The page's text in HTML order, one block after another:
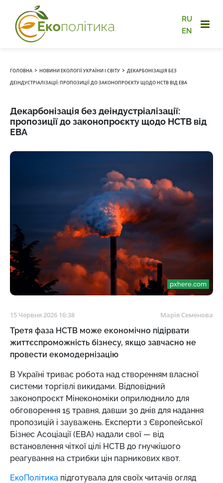
RU
EN
ГОЛОВНА › НОВИНИ ЕКОЛОГІЇ УКРАЇНИ І СВІТУ › ДЕКАРБОНІЗАЦІЯ БЕЗ
ДЕІНДУСТРІАЛІЗАЦІЇ: ПРОПОЗИЦІЇ ДО ЗАКОНОПРОЄКТУ ЩОДО НСТВ ВІД ЕВА
Декарбонізація без деіндустріалізації:
пропозиції до законопроєкту щодо НСТВ від
ЕВА
pxhere.com
15 Червня 2026 16:38 Марія Семенова
Третя фаза НСТВ може економічно підірвати
життєспроможність бізнесу, якщо завчасно не
провести екомодернізацію
В Україні триває робота над створенням власної
системи торгівлі викидами. Відповідний
законопроєкт Мінекономіки оприлюднило для
обговорення 15 травня, давши 30 днів для надання
пропозицій і зауважень. Експерти з Європейської
Бізнес Асоціації (ЕВА) надали свої — від
встановлення чіткої цілі НСТВ до гнучкішого
реагування на стрибки цін парникових квот.
ЕкоПолітика підготувала для своїх читачів огляд